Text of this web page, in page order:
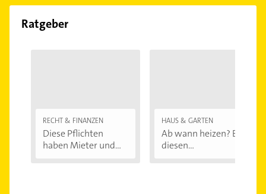
Ratgeber
RECHT & FINANZEN
Diese Pflichten
haben Mieter und...
HAUS & GARTEN
Ab wann heizen? Bei
diesen